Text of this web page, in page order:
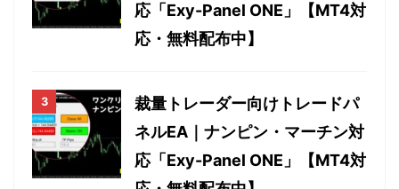
応「Exy-Panel ONE」【MT4対
応・無料配布中】
裁量トレーダー向けトレードパ
ネルEA｜ナンピン・マーチン対
応「Exy-Panel ONE」【MT4対